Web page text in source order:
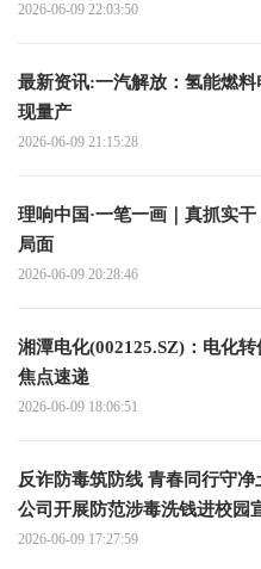
2026-06-09 22:03:50
最新资讯:一汽解放：氢能燃
现量产
2026-06-09 21:15:28
理响中国·一笔一画｜真抓实
局面
2026-06-09 20:28:46
湘潭电化(002125.SZ)：电化
焦点速递
2026-06-09 18:06:51
反诈防毒筑防线 青春同行守
公司开展防范涉毒洗钱进校园
2026-06-09 17:27:59